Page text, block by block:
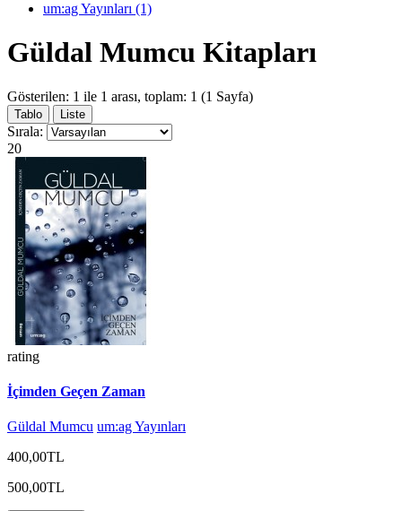
um:ag Yayınları (1)
Güldal Mumcu Kitapları
Gösterilen: 1 ile 1 arası, toplam: 1 (1 Sayfa)
Tablo Liste
Sırala:
20
rating
İçimden Geçen Zaman
Güldal Mumcu um:ag Yayınları
400,00TL
500,00TL